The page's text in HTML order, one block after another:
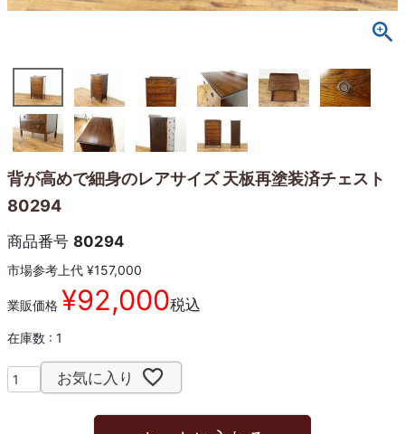
背が高めで細身のレアサイズ 天板再塗装済チェスト
80294
商品番号 80294
市場参考上代 ¥157,000
業販価格 ¥92,000税込
在庫数 1
お気に入り